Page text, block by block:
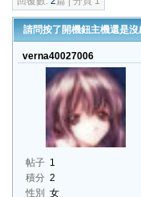
請問按了開機鈕主機還是
verna40027006
帖子 1
積分 2
性別
女